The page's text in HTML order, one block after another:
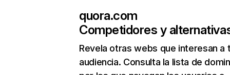
quora.com
Competidores y
Revela otras webs que interesan a
audiencia. Consulta la lista de